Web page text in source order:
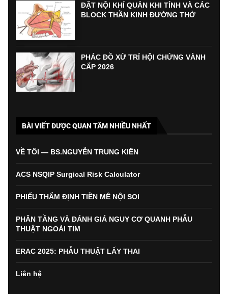
ĐẶT NỘI KHÍ QUẢN KHI TỈNH VÀ CÁC
BLOCK THẦN KINH ĐƯỜNG THỞ
PHÁC ĐỒ XỬ TRÍ HỘI CHỨNG VÀNH
CẤP 2026
BÀI VIẾT ĐƯỢC QUAN TÂM NHIỀU NHẤT
VỀ TÔI — BS.NGUYỄN TRUNG KIÊN
ACS NSQIP Surgical Risk Calculator
PHIẾU THẨM ĐỊNH TIỀN MÊ NỘI SOI
PHÂN TẦNG VÀ ĐÁNH GIÁ NGUY CƠ QUANH PHẪU
THUẬT NGOÀI TIM
ERAC 2025: PHẪU THUẬT LẤY THAI
Liên hệ